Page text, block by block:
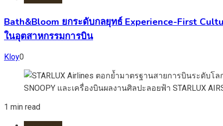
Bath&Bloom ยกระดับกลยุทธ์ Experience-First
ในอุตสาหกรรมการบิน
Kloy0
1 min read